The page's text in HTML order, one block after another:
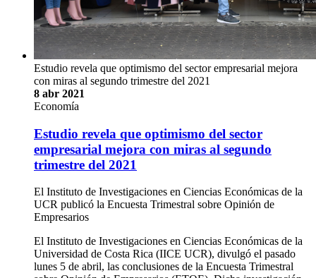
Su mente se deslizó por el laberíntico mundo del doblepensar.
Saber y no saber, hallarse consciente de lo que es realmente
verdad mientras se dicen mentiras cuidadosamente elaboradas,
sostener simultáneamente dos opiniones sabiendo que son
contradictorias y creer sin embargo en ambas; emplear la …
Rosaura Chinchilla Calderón
#vozexperta